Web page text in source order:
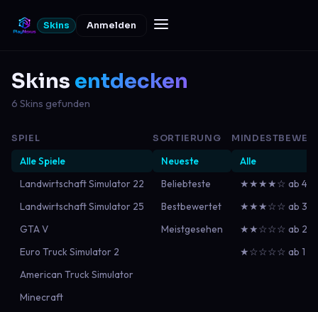
Skins Anmelden
Skins entdecken
6 Skins gefunden
SPIEL
Alle Spiele
Landwirtschaft Simulator 22
Landwirtschaft Simulator 25
GTA V
Euro Truck Simulator 2
American Truck Simulator
Minecraft
SORTIERUNG
Neueste
Beliebteste
Bestbewertet
Meistgesehen
Alle
★★★★☆ ab 4
★★★☆☆ ab 3
★★☆☆☆ ab 2
★☆☆☆☆ ab 1